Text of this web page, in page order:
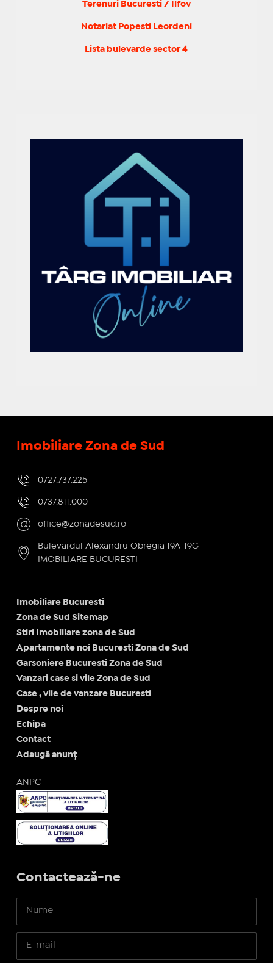
Terenuri Bucuresti / Ilfov
Notariat Popesti Leordeni
Lista bulevarde sector 4
Imobiliare Zona de Sud
0727.737.225
0737.811.000
office@zonadesud.ro
Bulevardul Alexandru Obregia 19A-19G -
IMOBILIARE BUCURESTI
Imobiliare Bucuresti
Zona de Sud Sitemap
Stiri Imobiliare zona de Sud
Apartamente noi Bucuresti Zona de Sud
Garsoniere Bucuresti Zona de Sud
Vanzari case si vile Zona de Sud
Case , vile de vanzare Bucuresti
Despre noi
Echipa
Contact
Adaugă anunț
ANPC
Contactează-ne